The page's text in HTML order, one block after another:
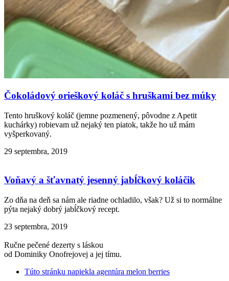
Čokoládový orieškový koláč s hruškami bez múky
Tento hruškový koláč (jemne pozmenený, pôvodne z Apetit
kuchárky) robievam už nejaký ten piatok, takže ho už mám
vyšperkovaný.
29 septembra, 2019
Voňavý a šťavnatý jesenný jabĺčkový koláčik
Zo dňa na deň sa nám ale riadne ochladilo, však? Už si to normálne
pýta nejaký dobrý jabĺčkový recept.
23 septembra, 2019
Ručne pečené dezerty s láskou
od Dominiky Onofrejovej a jej tímu.
Túto stránku napiekla agentúra melon berries